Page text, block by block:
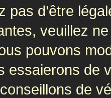
pas d’être
veuillez
pouvons
essaierons de
de